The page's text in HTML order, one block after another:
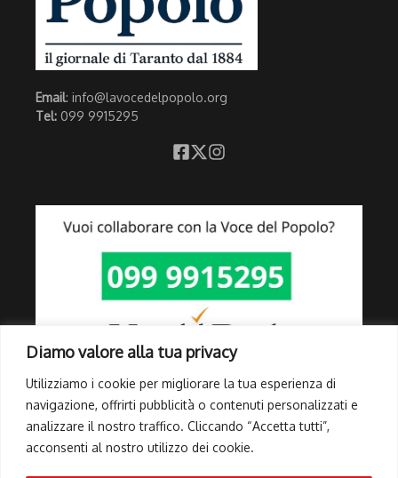
Diamo valore alla tua privacy
Utilizziamo i cookie per migliorare la tua esperienza di
navigazione, offrirti pubblicità o contenuti personalizzati e
analizzare il nostro traffico. Cliccando “Accetta tutti”,
acconsenti al nostro utilizzo dei cookie.
Email: info@lavocedelpopolo.org
Tel: 099 9915295
Link Utili